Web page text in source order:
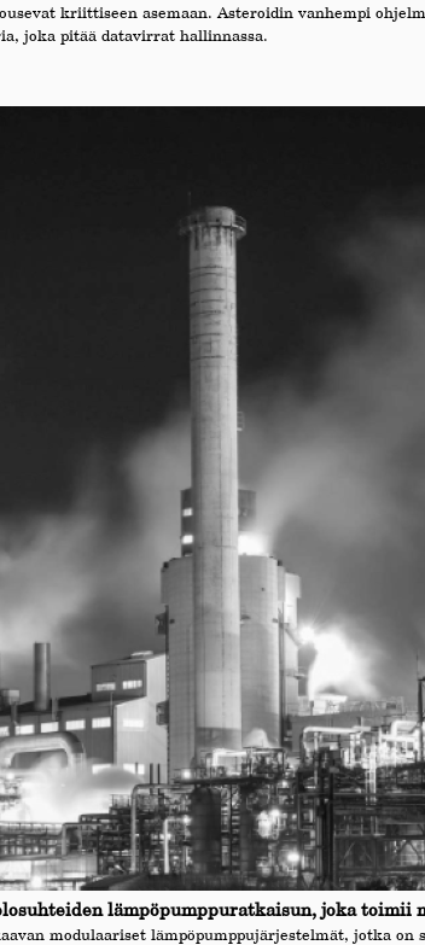
kriittiseen asemaan. Asteroidin vanhempi
joka pitää datavirrat hallinnassa.
lämpöpumppuratkaisun, joka toimii
modulaariset lämpöpumppujärjestelmät, jotka